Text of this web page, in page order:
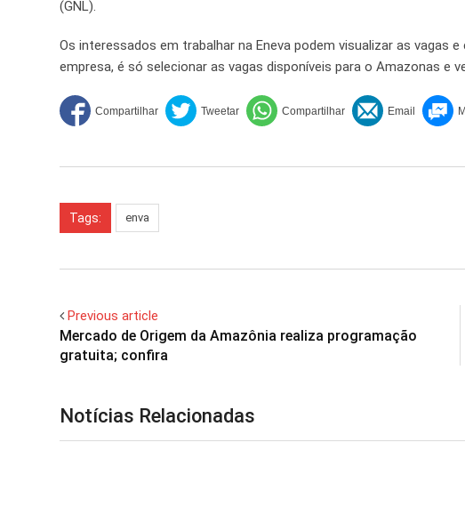
(GNL).
Os interessados em trabalhar na Eneva podem visualizar as vagas
empresa, é só selecionar as vagas disponíveis para o Amazonas e
Tags: enva
Previous article
Mercado de Origem da Amazônia realiza programação
gratuita; confira
Notícias Relacionadas